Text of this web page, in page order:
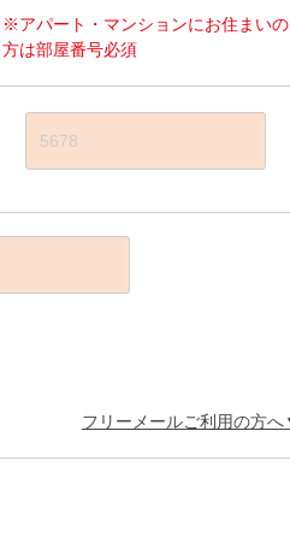
※アパート・マンションにお住まいの
方は部屋番号必須
フリーメールご利用の方へ